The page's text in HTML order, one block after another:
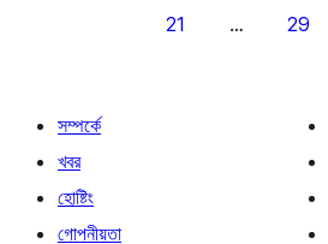
21 … 29
সম্পর্কে
খবর
হোষ্টিং
গোপনীয়তা